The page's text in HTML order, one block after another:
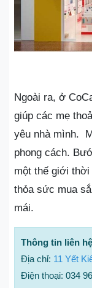
Ngoài ra, ở
giúp các mẹ
yêu nhà mình.
phong cách.
một thế giới
thỏa sức mua
mái.
Thông tin liên hệ
Địa chỉ: 11 Yết
Điện thoại: 034